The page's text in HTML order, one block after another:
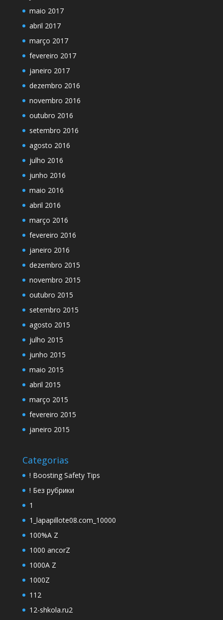
maio 2017
abril 2017
março 2017
fevereiro 2017
janeiro 2017
dezembro 2016
novembro 2016
outubro 2016
setembro 2016
agosto 2016
julho 2016
junho 2016
maio 2016
abril 2016
março 2016
fevereiro 2016
janeiro 2016
dezembro 2015
novembro 2015
outubro 2015
setembro 2015
agosto 2015
julho 2015
junho 2015
maio 2015
abril 2015
março 2015
fevereiro 2015
janeiro 2015
Categorias
! Boosting Safety Tips
! Без рубрики
1
1_lapapillote08.com_10000
100%A Z
1000 ancorZ
1000A Z
1000Z
112
12-shkola.ru2